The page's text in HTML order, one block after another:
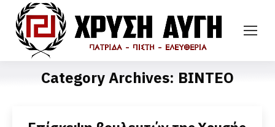
Category Archives: ΒΙΝΤΕΟ